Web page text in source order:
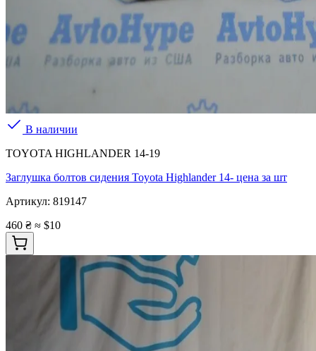
В наличии
TOYOTA HIGHLANDER 14-19
Заглушка болтов сидения Toyota Highlander 14- цена за шт
Артикул: 819147
460 ₴ ≈ $10